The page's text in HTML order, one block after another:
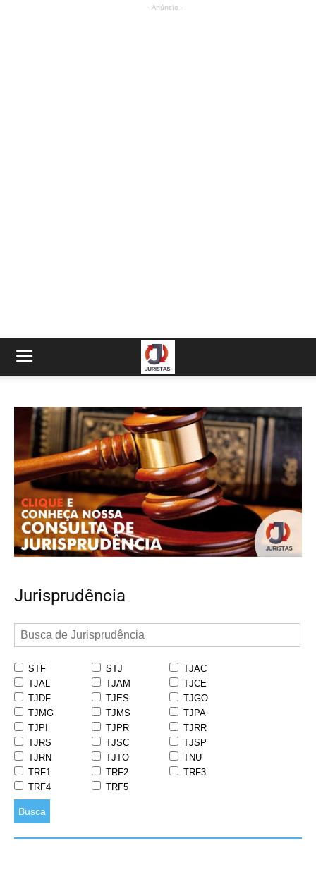
- Anúncio -
Jurisprudência
STF STJ
TJAC
TJAL
TJAM
TJCE
TJDF
TJES
TJGO
TJMG
TJMS
TJPA
TJPI
TJPR
TJRR
TJRS
TJSC
TJSP
TJRN
TJTO
TNU
TRF1
TRF2
TRF3
TRF4
TRF5
Busca